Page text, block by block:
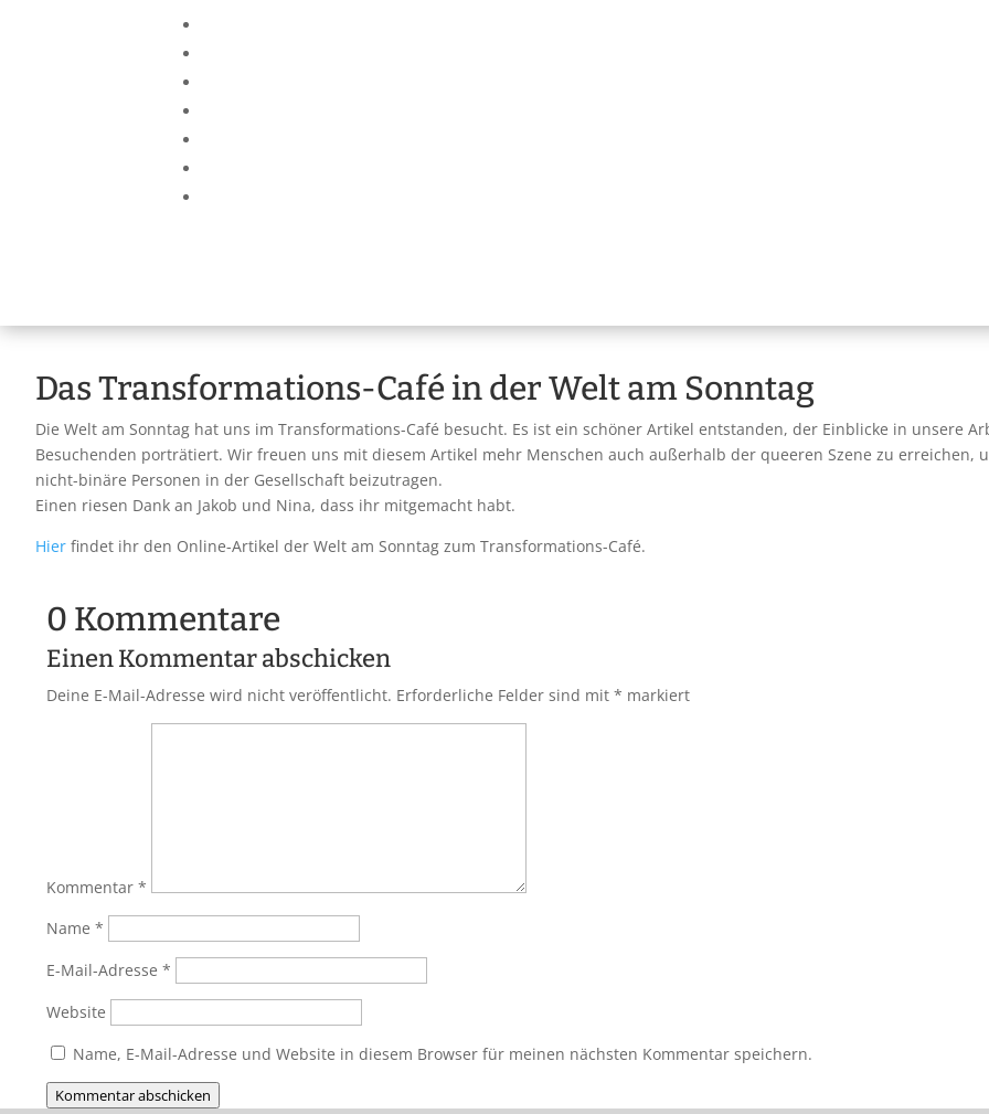
Das Transformations-Café in der Welt am Sonntag
Die Welt am Sonntag hat uns im Transformations-Café besucht. Es ist ein schöner Artikel entstanden, der Einblicke in unsere
Besuchenden porträtiert. Wir freuen uns mit diesem Artikel mehr Menschen auch außerhalb der queeren Szene zu
nicht-binäre Personen in der Gesellschaft beizutragen.
Einen riesen Dank an Jakob und Nina, dass ihr mitgemacht habt.
Hier findet ihr den Online-Artikel der Welt am Sonntag zum Transformations-Café.
0 Kommentare
Einen Kommentar abschicken
Deine E-Mail-Adresse wird nicht veröffentlicht. Erforderliche Felder sind mit * markiert
Kommentar *
Name *
E-Mail-Adresse *
Website
Name, E-Mail-Adresse und Website in diesem Browser für meinen nächsten Kommentar speichern.
Kommentar abschicken